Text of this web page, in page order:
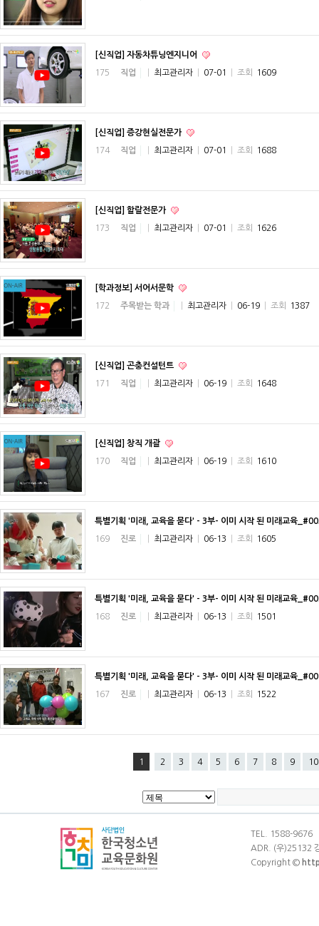
[신직업] 자동차튜닝엔지니어
175 직업 최고관리자 07-01 조회 1609
[신직업] 증강현실전문가
174 직업 최고관리자 07-01 조회 1688
[신직업] 할랄전문가
173 직업 최고관리자 07-01 조회 1626
[학과정보] 서어서문학
172 주목받는 학과 최고관리자 06-19 조회 1387
[신직업] 곤충컨설턴트
171 직업 최고관리자 06-19 조회 1648
[신직업] 창직 개괄
170 직업 최고관리자 06-19 조회 1610
특별기획 '미래, 교육을 묻다' - 3부- 이미 시작 된 미래교육
169 진로 최고관리자 06-13 조회 1605
특별기획 '미래, 교육을 묻다' - 3부- 이미 시작 된 미래교육
168 진로 최고관리자 06-13 조회 1501
특별기획 '미래, 교육을 묻다' - 3부- 이미 시작 된 미래교육
167 진로 최고관리자 06-13 조회 1522
1 2 3 4 5 6 7 8 9 10
TEL. 1588-
ADR. (우)25132
Copyright ©